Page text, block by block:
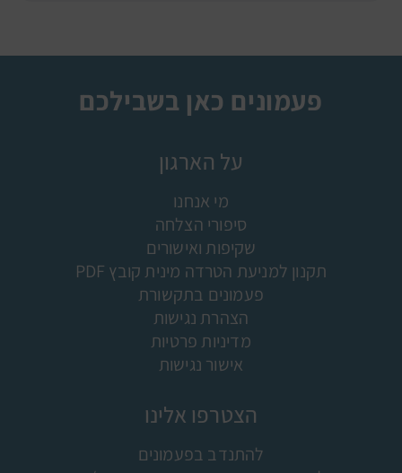
פעמונים כאן בשבילכם
על הארגון
מי אנחנו
סיפורי הצלחה
שקיפות ואישורים
תקנון למניעת הטרדה מינית קובץ PDF
פעמונים בתקשורת
הצהרת נגישות
מדיניות פרטיות
אישור נגישות
הצטרפו אלינו
להתנדב בפעמונים